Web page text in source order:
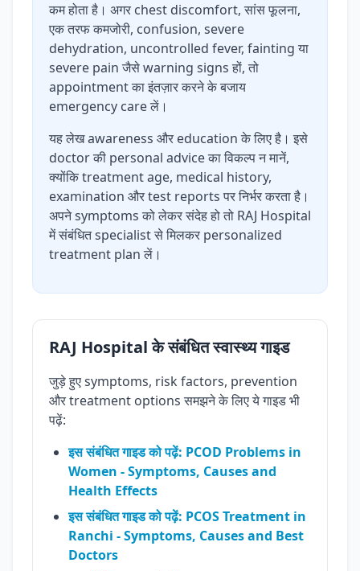
कम होता है। अगर chest discomfort, सांस फूलना,
एक तरफ कमजोरी, confusion, severe
dehydration, uncontrolled fever, fainting या
severe pain जैसे warning signs हों, तो
appointment का इंतज़ार करने के बजाय
emergency care लें।
यह लेख awareness और education के लिए है। इसे
doctor की personal advice का विकल्प न मानें,
क्योंकि treatment age, medical history,
examination और test reports पर निर्भर करता है।
अपने symptoms को लेकर संदेह हो तो RAJ Hospital
में संबंधित specialist से मिलकर personalized
treatment plan लें।
RAJ Hospital के संबंधित स्वास्थ्य गाइड
जुड़े हुए symptoms, risk factors, prevention
और treatment options समझने के लिए ये गाइड भी
पढ़ें:
इस संबंधित गाइड को पढ़ें: PCOD Problems in
Women - Symptoms, Causes and
Health Effects
इस संबंधित गाइड को पढ़ें: PCOS Treatment in
Ranchi - Symptoms, Causes and Best
Doctors